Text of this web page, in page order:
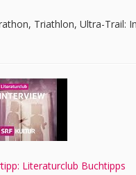
Triathlon, Ultra-Trail:
Literaturclub Buchtipps